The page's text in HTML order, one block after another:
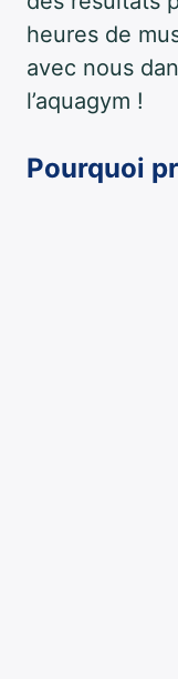
heures de
avec nous
l’aquagym !
Pourquoi